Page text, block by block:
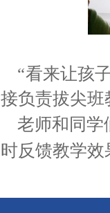
“看来让孩
接负责拔尖
老师和同学
时反馈教学